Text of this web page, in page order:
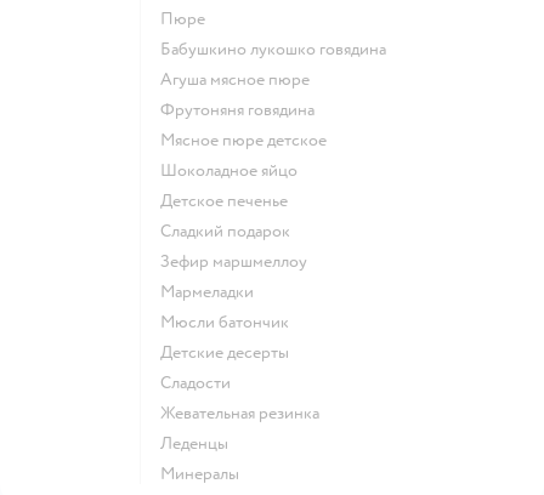
пюре
бабушкино лукошко говядина
агуша мясное пюре
фрутоняня говядина
мясное пюре детское
шоколадное яйцо
детское печенье
сладкий подарок
зефир маршмеллоу
мармеладки
мюсли батончик
детские десерты
сладости
жевательная резинка
леденцы
Минералы